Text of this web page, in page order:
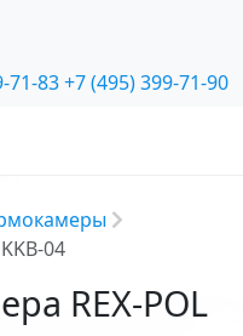
71-83+7 (495) 399-71-90
04
REX-POL